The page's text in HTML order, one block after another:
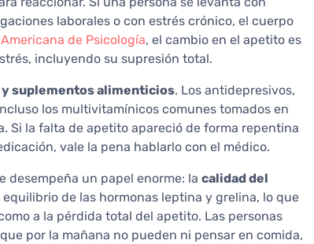
laborales o con estrés crónico, el cuerpo
de Psicología, el cambio en el apetito es
incluyendo su supresión total.
suplementos alimenticios. Los antidepresivos,
los multivitamínicos comunes tomados en
Si la falta de apetito apareció de forma repentina
vale la pena hablarlo con el médico.
desempeña un papel enorme: la calidad del
de las hormonas leptina y grelina, lo que
a la pérdida total del apetito. Las personas
por la mañana no pueden ni pensar en comida,